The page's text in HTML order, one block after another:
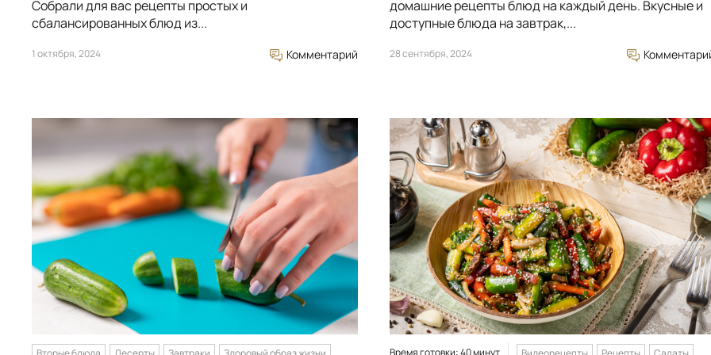
Собрали для вас рецепты простых и
сбалансированных блюд из...
1 октября, 2024 Комментарий
домашние рецепты блюд на каждый день. Вкусные и
доступные блюда на завтрак,...
28 сентября, 2024
Время готовки: 40 минут